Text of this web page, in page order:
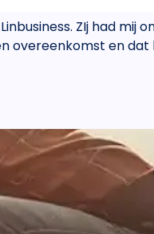
ZIj had mij
overeenkomst en